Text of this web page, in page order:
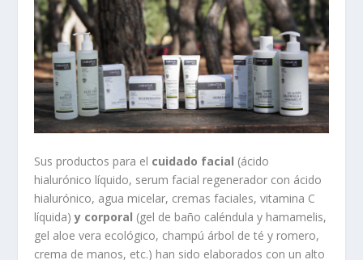
Sus productos para el cuidado facial (ácido
hialurónico líquido, serum facial regenerador con ácido
hialurónico, agua micelar, cremas faciales, vitamina C
líquida)y corporal (gel de baño caléndula y hamamelis,
gel aloe vera ecológico, champú árbol de té y romero,
crema de manos, etc.) han sido elaborados con un alto